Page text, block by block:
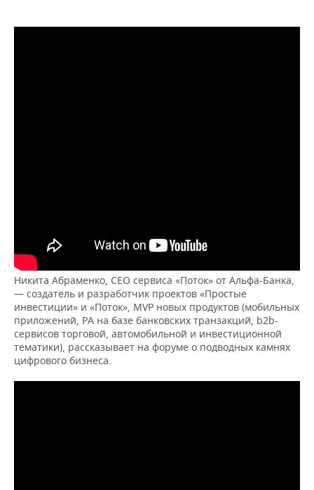
Никита Абраменко, СЕО сервиса «Поток» от Альфа-Банка,
— создатель и разработчик проектов «Простые
инвестиции» и «Поток», MVP новых продуктов (мобильных
приложений, РА на базе банковских транзакций, b2b-
сервисов торговой, автомобильной и инвестиционной
тематики), рассказывает на форуме о подводных камнях
цифрового бизнеса.